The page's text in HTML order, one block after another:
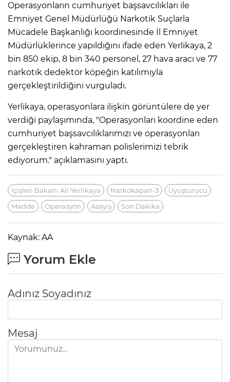
Operasyonların cumhuriyet başsavcılıkları ile
Emniyet Genel Müdürlüğü Narkotik Suçlarla
Mücadele Başkanlığı koordinesinde İl Emniyet
Müdürlüklerince yapıldığını ifade eden Yerlikaya, 2
bin 850 ekip, 8 bin 340 personel, 27 hava aracı ve 77
narkotik dedektör köpeğin katılımıyla
gerçekleştirildiğini vurguladı.
Yerlikaya, operasyonlara ilişkin görüntülere de yer
verdiği paylaşımında, "Operasyonları koordine eden
cumhuriyet başsavcılıklarımızı ve operasyonları
gerçekleştiren kahraman polislerimizi tebrik
ediyorum." açıklamasını yaptı.
İçişleri Bakanı Ali Yerlikaya Narkokapan-3
Uyuşturucu
Madde
Operasyon Asayiş Son Dakika
Kaynak: AA
Yorum Ekle
Adınız Soyadınız
Mesaj